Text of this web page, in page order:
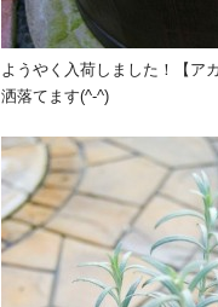
ようやく入荷しました！【ア
洒落てます(^-^)